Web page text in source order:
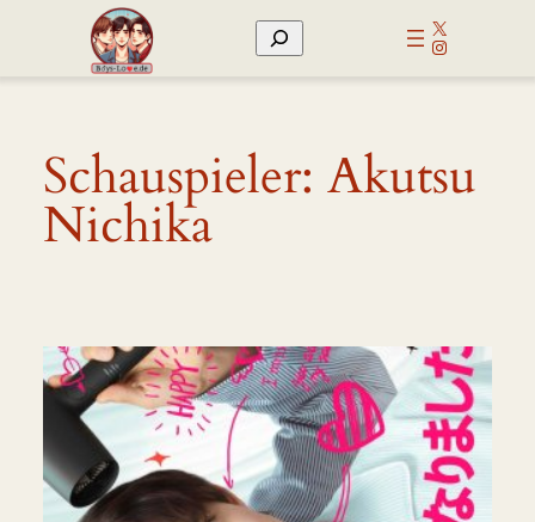
Suchen
X
Instagram
Schauspieler: Akutsu
Nichika